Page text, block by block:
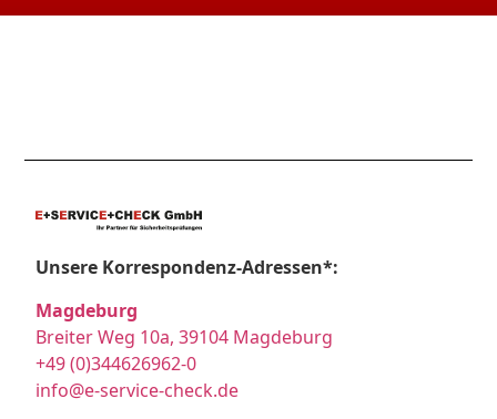
Unsere Korrespondenz-Adressen*:
Magdeburg
Breiter Weg 10a, 39104 Magdeburg
+49 (0)344626962-0
info@e-service-check.de